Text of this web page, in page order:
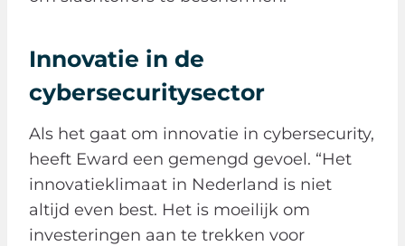
Innovatie in de
cybersecuritysector
Als het gaat om innovatie in cybersecurity,
heeft Eward een gemengd gevoel. “Het
innovatieklimaat in Nederland is niet
altijd even best. Het is moeilijk om
investeringen aan te trekken voor